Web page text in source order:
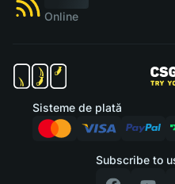
Online
Subscribe to
Sisteme de plată